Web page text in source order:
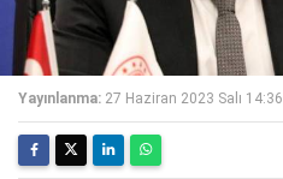
Yayınlanma: 27 Haziran 2023 Salı 14:36